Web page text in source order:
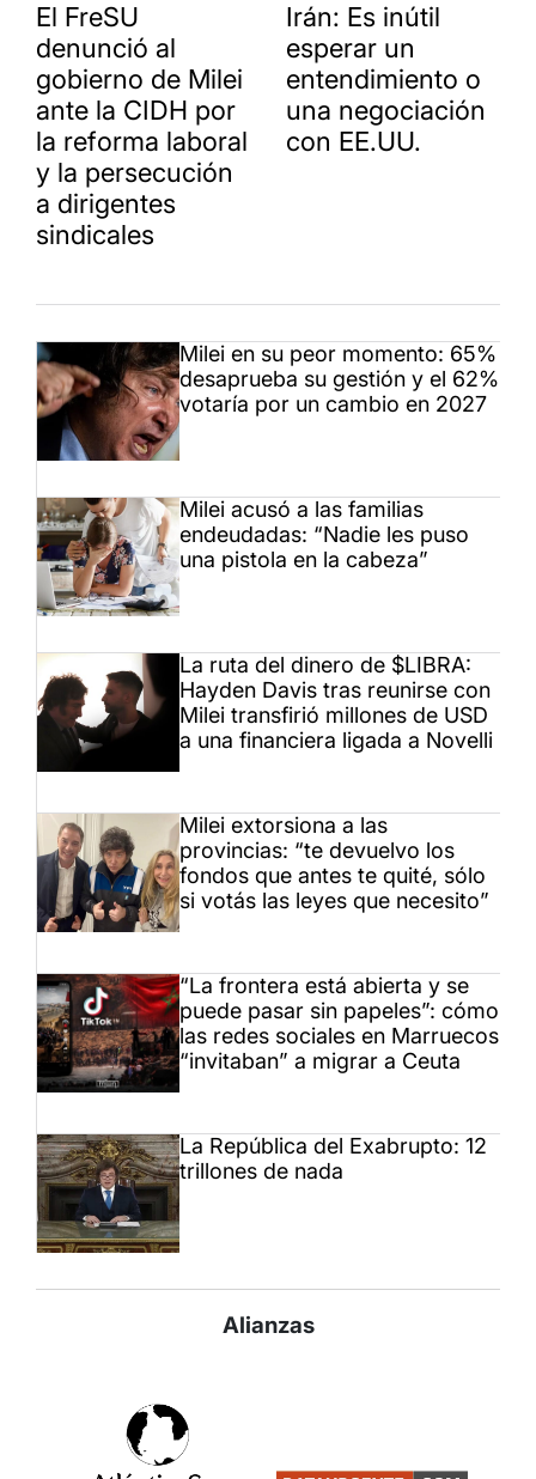
El FreSU
denunció al
gobierno de Milei
ante la CIDH por
la reforma laboral
y la persecución
a dirigentes
sindicales
Irán: Es inútil
esperar un
entendimiento o
una negociación
con EE.UU.
Milei en su peor momento: 65%
desaprueba su gestión y el 62%
votaría por un cambio en 2027
Milei acusó a las familias
endeudadas: “Nadie les puso
una pistola en la cabeza”
La ruta del dinero de $LIBRA:
Hayden Davis tras reunirse con
Milei transfirió millones de USD
a una financiera ligada a Novelli
Milei extorsiona a las
provincias: “te devuelvo los
fondos que antes te quité, sólo
si votás las leyes que necesito”
“La frontera está abierta y se
puede pasar sin papeles”: cómo
las redes sociales en Marruecos
“invitaban” a migrar a Ceuta
La República del Exabrupto: 12
trillones de nada
Alianzas